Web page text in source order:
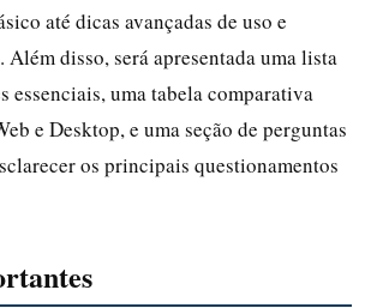
até dicas avançadas de uso e
Além disso, será apresentada uma lista
essenciais, uma tabela comparativa
e Desktop, e uma seção de perguntas
os principais questionamentos